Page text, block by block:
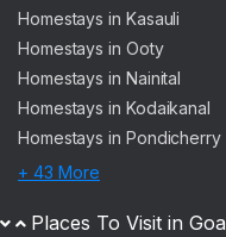
Homestays in Kasauli
Homestays in Ooty
Homestays in Nainital
Homestays in Kodaikanal
Homestays in Pondicherry
+ 43 More
Places To Visit in Goa